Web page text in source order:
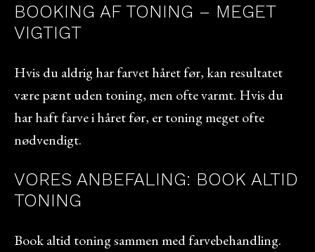
BOOKING AF TONING – MEGET
VIGTIGT
Hvis du aldrig har farvet håret før, kan resultatet
være pænt uden toning, men ofte varmt. Hvis du
har haft farve i håret før, er toning meget ofte
nødvendigt.
VORES ANBEFALING: BOOK ALTID
TONING
Book altid toning sammen med farvebehandling.